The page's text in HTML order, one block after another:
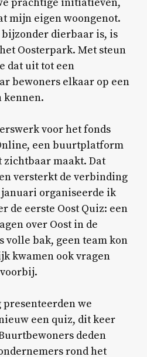
mijn eigen woongenot.
dierbaar is, is
Oosterpark. Met steun
dat uit tot een
bewoners elkaar op een
kennen.
voor het fonds
een buurtplatform
zichtbaar maakt. Dat
versterkt de verbinding
organiseerde ik
de eerste Oost Quiz: een
over Oost in de
volle bak, geen team kon
kwamen ook vragen
we
een quiz, dit keer
deden
rond het